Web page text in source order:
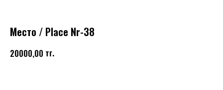
Место / Place Nr-38
20000,00 тг.